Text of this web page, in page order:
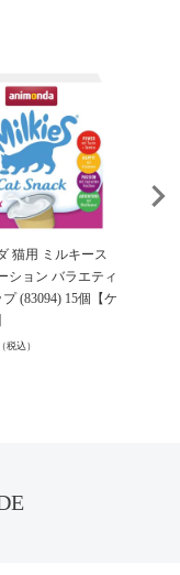
猫用 ミルキース
ション バラエティ
(83094) 15個【ケ
（税込）